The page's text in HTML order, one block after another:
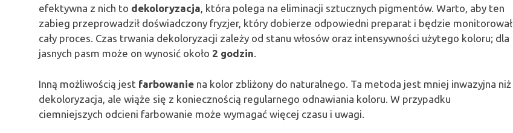
efektywna z nich to dekoloryzacja, która polega na eliminacji sztucznych pigmentów. Warto, aby ten
zabieg przeprowadził doświadczony fryzjer, który dobierze odpowiedni preparat i będzie monitorował
cały proces. Czas trwania dekoloryzacji zależy od stanu włosów oraz intensywności użytego koloru; dla
jasnych pasm może on wynosić około 2 godzin.
Inną możliwością jest farbowanie na kolor zbliżony do naturalnego. Ta metoda jest mniej inwazyjna niż
dekoloryzacja, ale wiąże się z koniecznością regularnego odnawiania koloru. W przypadku
ciemniejszych odcieni farbowanie może wymagać więcej czasu i uwagi.